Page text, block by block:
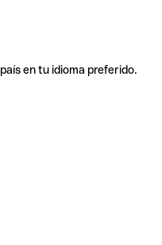
en tu idioma preferido.